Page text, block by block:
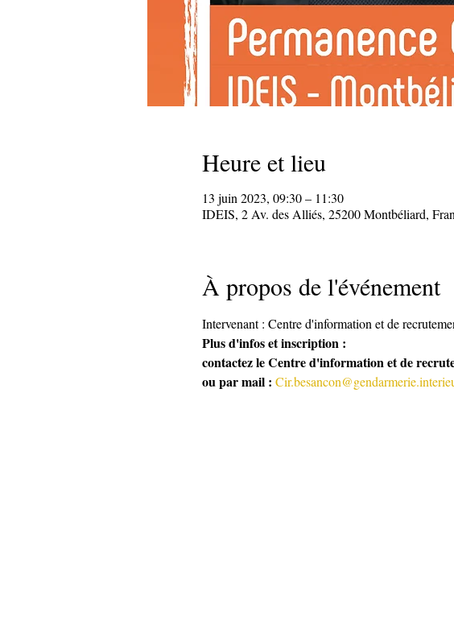
Heure et lieu
13 juin 2023, 09:30 – 11:30
IDEIS, 2 Av. des Alliés, 25200 Montbéliard,
À propos de l'événement
Intervenant : Centre d'information et de
Plus d'infos et inscription :
contactez le Centre d'information et de
ou par mail :